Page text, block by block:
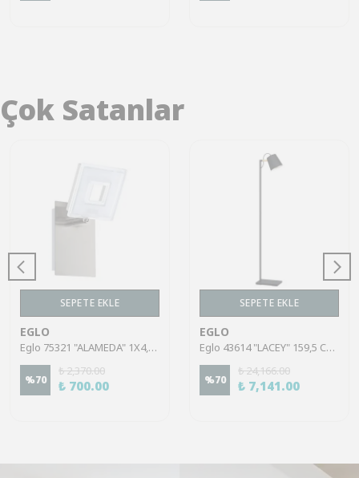
Çok Satanlar
SEPETE EKLE
EGLO
Eglo 75321 "ALAMEDA" 1X4,5W Çelik Nikel Mat Sıva Üstü Spot
%70
₺ 2,370.00
₺ 700.00
SEPETE EKLE
EGLO
Eglo 43614 "LACEY" 159,5 Cm Yüksekliğinde Çelik, Ahşap Köşe Lambası Lambader
%70
₺ 24,166.00
₺ 7,141.00